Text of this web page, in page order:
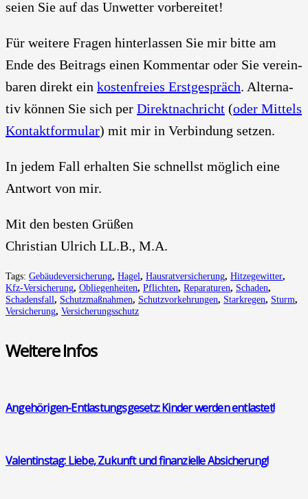
sei­en Sie auf das Unwet­ter vor­be­rei­tet!
Für wei­te­re Fra­gen hin­ter­las­sen Sie mir bit­te am
Ende des Bei­trags einen Kom­men­tar oder Sie ver­ein­
ba­ren direkt ein kos­ten­frei­es Erst­ge­spräch. Alter­na­
tiv kön­nen Sie sich per Direkt­nach­richt (oder Mit­tels
Kon­takt­for­mu­lar) mit mir in Ver­bin­dung set­zen.
In jedem Fall erhal­ten Sie schnellst mög­lich eine
Ant­wort von mir.
Mit den bes­ten Grü­ßen
Chris­ti­an Ulrich LL.B., M.A.
Tags: Gebäudeversicherung, Hagel, Hausratversicherung, Hitzegewitter,
Kfz-Versicherung, Obliegenheiten, Pflichten, Reparaturen, Schaden,
Schadensfall, Schutzmaßnahmen, Schutzvorkehrungen, Starkregen, Sturm,
Versicherung, Versicherungsschutz
Wei­te­re Infos
Ange­hö­ri­gen-Ent­las­tungs­ge­setz: Kin­der wer­den ent­las­tet!
Valen­tins­tag: Lie­be, Zukunft und finan­zi­el­le Absi­che­rung!